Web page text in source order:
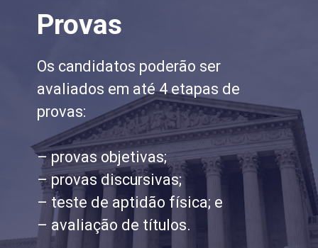
Provas
Os candidatos poderão ser
avaliados em até 4 etapas de
provas:
– provas objetivas;
– provas discursivas;
– teste de aptidão física; e
– avaliação de títulos.